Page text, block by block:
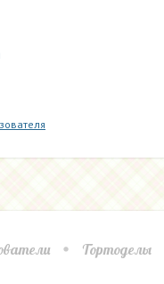
Тортоделы